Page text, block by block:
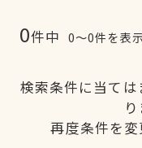
0件中 0〜0件を表
検索条件に当て
再度条件を変